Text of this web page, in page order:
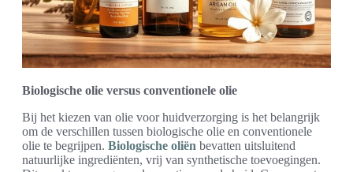
Biologische olie versus conventionele olie
Bij het kiezen van olie voor huidverzorging is het belangrijk
om de verschillen tussen biologische olie en conventionele
olie te begrijpen. Biologische oliën bevatten uitsluitend
natuurlijke ingrediënten, vrij van synthetische toevoegingen.